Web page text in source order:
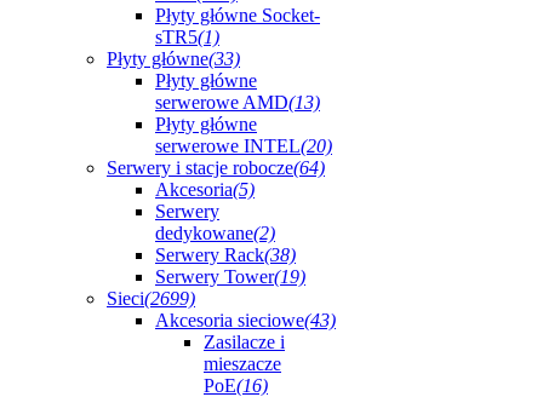
Płyty główne Socket-
sTR5(1)
Płyty główne(33)
Płyty główne
serwerowe AMD(13)
Płyty główne
serwerowe INTEL(20)
Serwery i stacje robocze(64)
Akcesoria(5)
Serwery
dedykowane(2)
Serwery Rack(38)
Serwery Tower(19)
Sieci(2699)
Akcesoria sieciowe(43)
Zasilacze i
mieszacze
PoE(16)